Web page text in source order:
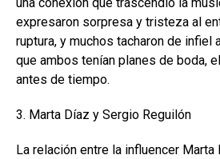
una conexión que trascendió la
expresaron sorpresa y tristeza al
ruptura, y muchos tacharon de infiel
que ambos tenían planes de boda,
antes de tiempo.
3. Marta Díaz y Sergio Reguilón
La relación entre la influencer